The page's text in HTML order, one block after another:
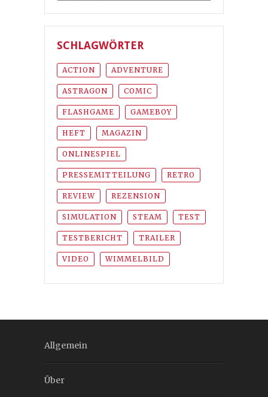
SCHLAGWÖRTER
ACTION ADVENTURE
ASTRAGON COMIC
FLASHGAME GAMEBOY
HEFT MAGAZIN
ONLINESPIEL
PRESSEMITTEILUNG RETRO
REVIEW REZENSION
SIMULATION STEAM TEST
TESTBERICHT TRAILER
VIDEO WIMMELBILD
Allgemein
Über